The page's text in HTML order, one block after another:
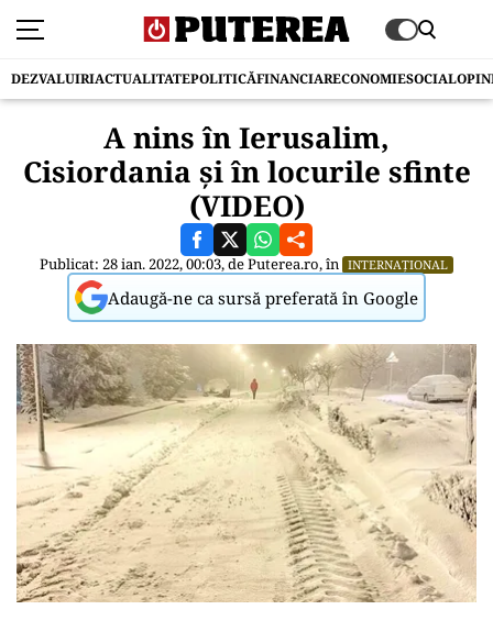
DEZVALUIRIACTUALITATEPOLITICĂFINANCIARECONOMIESOCIAL
A nins în Ierusalim,
Cisiordania și în locurile sfinte
(VIDEO)
Publicat: 28 ian. 2022, 00:03, dePuterea.ro, în INTERNAȚIONAL
Adaugă-ne ca sursă preferată în Google